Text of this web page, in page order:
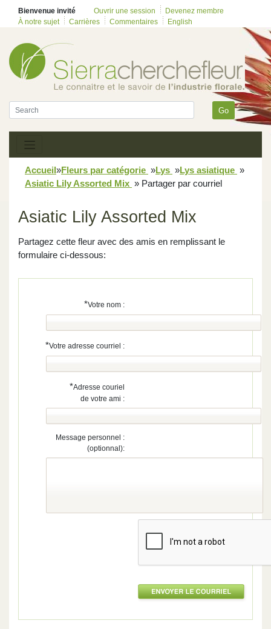
Bienvenue invité Ouvrir une session
Devenez membre
À notre sujet
Carrières Commentaires English
Go
Accueil»Fleurs par catégorie »Lys »Lys asiatique »
Asiatic Lily Assorted Mix » Partager par courriel
Asiatic Lily Assorted Mix
Partagez cette fleur avec des amis en remplissant le
formulaire ci-dessous:
*Votre nom :
*Votre adresse courriel :
*Adresse couriel
de votre ami :
Message personnel :
(optionnal):